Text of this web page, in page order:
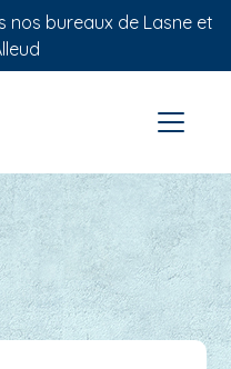
nos bureaux de Lasne et